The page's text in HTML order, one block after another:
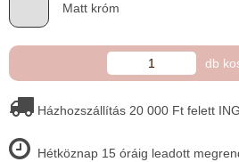
Matt króm
db
Házhozszállítás 20 000 Ft felett
Hétköznap 15 óráig leadott